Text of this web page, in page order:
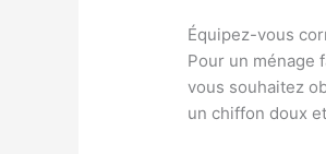
Équipez-vous
Pour un ménage
vous souhaitez
un chiffon doux